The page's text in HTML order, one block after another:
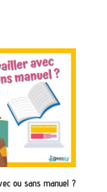
ou sans manuel ?